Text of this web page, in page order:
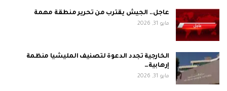
عاجل.. الجيش يقترب من تحرير منطقة مهمة
مايو 31, 2026
الخارجية تجدد الدعوة لتصنيف المليشيا منظمة
إرهابية…
مايو 31, 2026